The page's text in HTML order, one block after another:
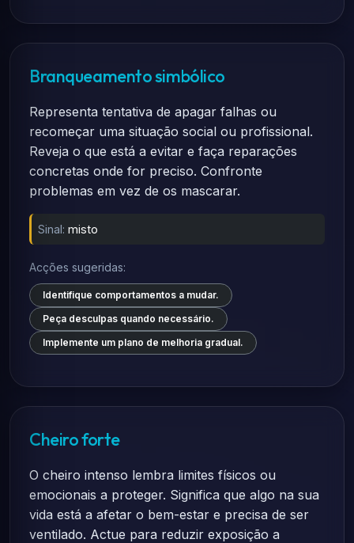
Branqueamento simbólico
Representa tentativa de apagar falhas ou
recomeçar uma situação social ou profissional.
Reveja o que está a evitar e faça reparações
concretas onde for preciso. Confronte
problemas em vez de os mascarar.
Sinal: misto
Acções sugeridas:
Identifique comportamentos a mudar.
Peça desculpas quando necessário.
Implemente um plano de melhoria gradual.
Cheiro forte
O cheiro intenso lembra limites físicos ou
emocionais a proteger. Significa que algo na sua
vida está a afetar o bem-estar e precisa de ser
ventilado. Actue para reduzir exposição a